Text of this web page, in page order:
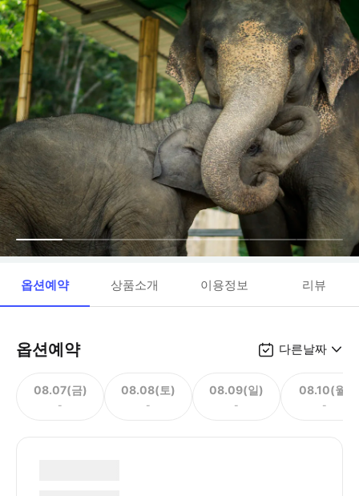
옵션예약 상품소개 이용정보 리뷰
옵션예약 다른날짜
08.07(금)
-
08.08(토)
-
08.09(일)
-
08.10(월)
-